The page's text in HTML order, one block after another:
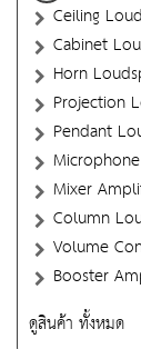
Ceiling
Cabinet
Horn
Projection
Pendant
Mixer
Column
Volume
Booster
ดูสินค้า ทั้งหมด